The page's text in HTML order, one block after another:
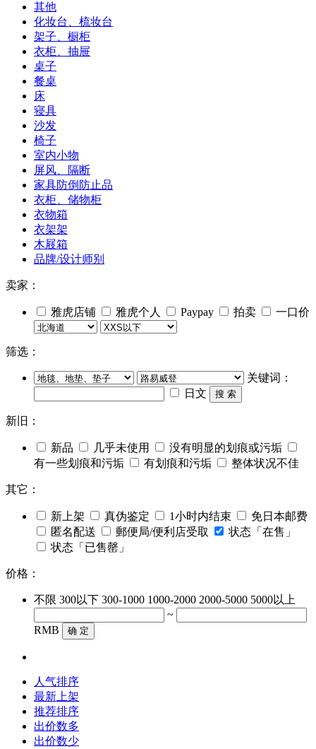
其他
化妆台、梳妆台
架子、橱柜
衣柜、抽屉
桌子
餐桌
床
寝具
沙发
椅子
室内小物
屏风、隔断
家具防倒防止品
衣柜、储物柜
衣物箱
衣架架
木屐箱
品牌/设计师别
卖家：
雅虎店铺 雅虎个人 Paypay 拍卖 一口价
筛选：
关键词：
日文
搜 索
新旧：
新品 几乎未使用
没有明显的划痕或污垢
有一些划痕和污垢
有划痕和污垢 整体状况不佳
其它：
新上架 真伪鉴定 1小时内结束
免日本邮费
匿名配送
郵便局/便利店受取
状态「在售」
状态「已售罄」
价格：
不限 300以下 300-1000 1000-2000 2000-5000 5000以上
~
RMB
确 定
人气排序
最新上架
推荐排序
出价数多
出价数少